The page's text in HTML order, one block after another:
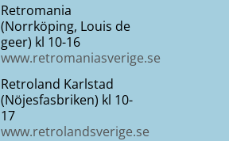
Retromania
(Norrköping, Louis de
geer) kl 10-16
www.retromaniasverige.se
Retroland Karlstad
(Nöjesfasbriken) kl 10-
17
www.retrolandsverige.se